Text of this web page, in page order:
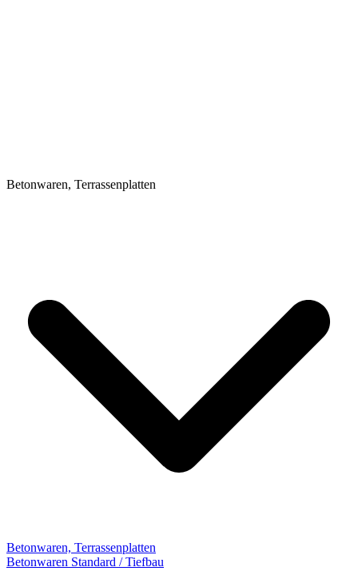
Betonwaren, Terrassenplatten
Betonwaren, Terrassenplatten
Betonwaren Standard / Tiefbau